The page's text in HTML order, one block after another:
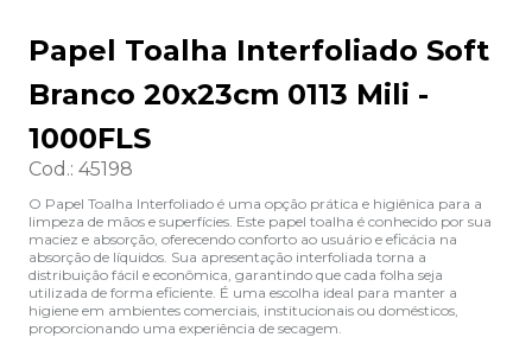
Papel Toalha Interfoliado Soft
Branco 20x23cm 0113 Mili -
1000FLS
Cod.: 45198
O Papel Toalha Interfoliado é uma opção prática e higiênica para a
limpeza de mãos e superfícies. Este papel toalha é conhecido por sua
maciez e absorção, oferecendo conforto ao usuário e eficácia na
absorção de líquidos. Sua apresentação interfoliada torna a
distribuição fácil e econômica, garantindo que cada folha seja
utilizada de forma eficiente. É uma escolha ideal para manter a
higiene em ambientes comerciais, institucionais ou domésticos,
proporcionando uma experiência de secagem.